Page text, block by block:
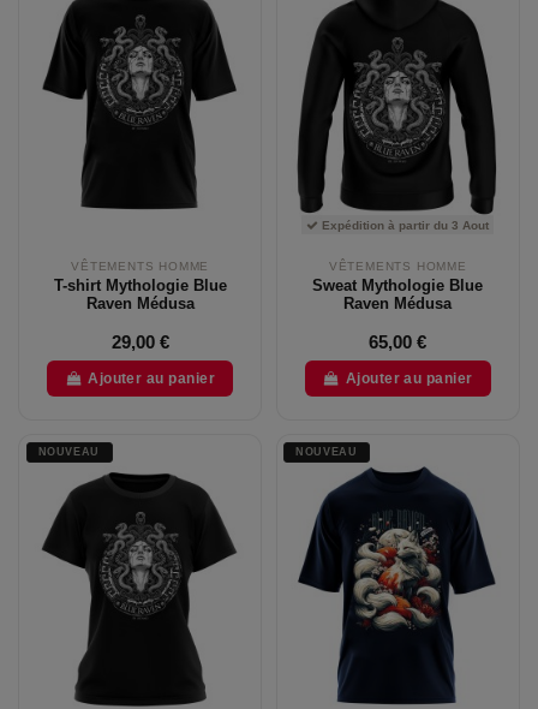
VÊTEMENTS HOMME
T-shirt Mythologie Blue
Raven Médusa
29,00 €
Ajouter au panier
Expédition à partir du 3 Aout
VÊTEMENTS HOMME
Sweat Mythologie Blue
Raven Médusa
65,00 €
Ajouter au panier
NOUVEAU NOUVEAU